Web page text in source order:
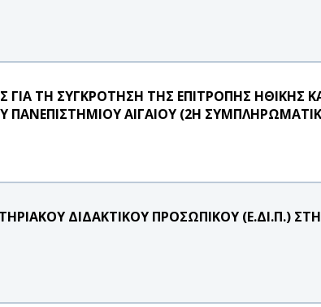
ΤΗ ΣΥΓΚΡΟΤΗΣΗ ΤΗΣ ΕΠΙΤΡΟΠΗΣ ΗΘΙΚΗΣ
ΠΑΝΕΠΙΣΤΗΜΙΟΥ ΑΙΓΑΙΟΥ (2Η
ΔΙΔΑΚΤΙΚΟΥ ΠΡΟΣΩΠΙΚΟΥ (Ε.ΔΙ.Π.)